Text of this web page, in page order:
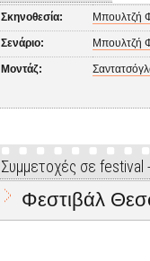
Σκηνοθεσία: Μπουλτζή
Σενάριο: Μπουλτζή
Μοντάζ:
Συμμετοχές σε
Φεστιβάλ